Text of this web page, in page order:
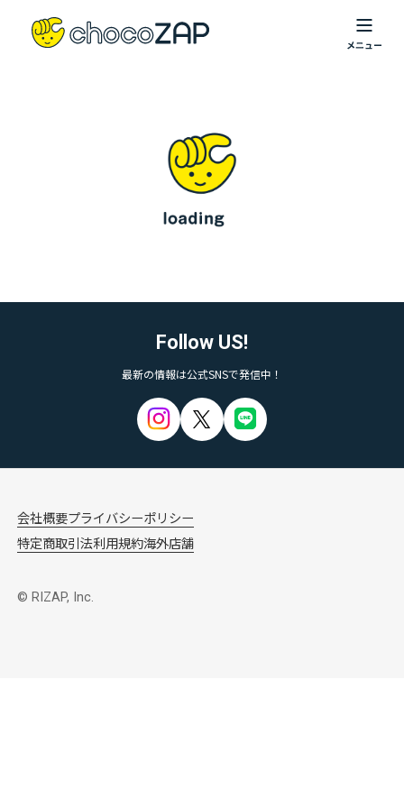
Follow US!
最新の情報は公式SNSで発信中！
会社概要プライバシーポリシー
特定商取引法利用規約海外店舗
© RIZAP, Inc.